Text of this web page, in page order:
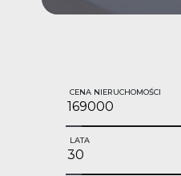
CENA NIERUCHOMOŚCI
LATA